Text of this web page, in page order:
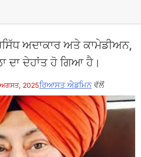
ਅਦਾਕਾਰ ਅਤੇ ਕਾਮੇਡੀਅਨ,
ਦਾ ਦੇਹਾਂਤ ਹੋ ਗਿਆ ਹੈ।
2025ਰਿਆਸਤ ਐਡਮਿਨਵੱਲੋਂ